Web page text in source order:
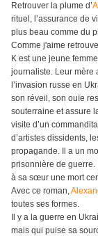
Retrouver la plume d’
rituel, l’assurance de
plus beau comme du
Comme j'aime
K est une jeune
journaliste. Leur mère
l’invasion russe en
son réveil, son ouïe
souterraine et assure
visite d’un
d’artistes dissidents,
propagande. Il a un
prisonnière de guerre.
à sa sœur une mort
Avec ce roman,
toutes ses formes.
Il y a la guerre en
mais qui puise sa